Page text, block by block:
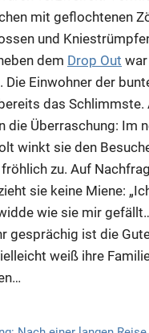
mit geflochtenen
und
dem Drop Out
Die Einwohner der
das Schlimmste.
die Überraschung: Im
winkt sie den
zu. Auf
sie keine Miene:
wie sie mir
gesprächig ist die
weiß ihre